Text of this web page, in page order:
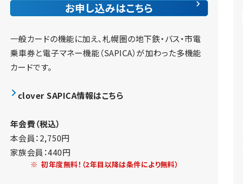
お申し込みはこちら
一般カードの機能に加え、札幌圏の地下鉄・バス・市電
乗車券と電子マネー機能（SAPICA）が加わった多機能
カードです。
clover SAPICA情報はこちら
年会費（税込）
本会員：2,750円
家族会員：440円
※ 初年度無料！（2年目以降は条件により無料）